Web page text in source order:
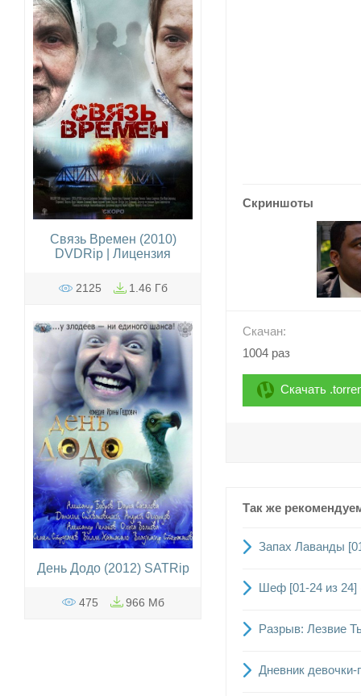
Скриншоты
Скачан:
1004 раз
Скачать
Так же
Запах Лаванды
Шеф [01-24 из 24]
Разрыв: Лезвие
Дневник девочки-
Связь Времен (2010)
DVDRip | Лицензия
2125 1.46 Гб
День Додо (2012) SATRip
475 966 Мб